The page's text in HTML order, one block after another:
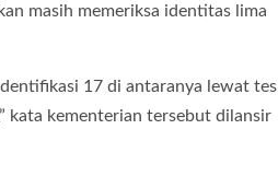
masih memeriksa identitas lima
17 di antaranya lewat tes
kata kementerian tersebut dilansir